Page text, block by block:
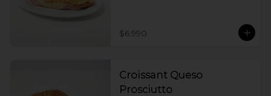
$6.990
Croissant Queso
Prosciutto